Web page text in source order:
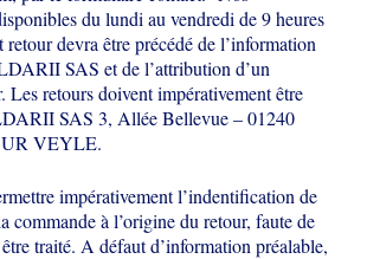
du lundi au vendredi de 9 heures
retour devra être précédé de l’information
SASet de l’attribution d’un
Les retours doivent impérativement être
SAS 3, Allée Bellevue – 01240
VEYLE.
impérativement l’indentification de
commande à l’origine du retour, faute de
traité. A défautd’information préalable,